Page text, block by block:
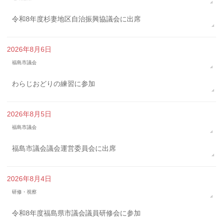
令和8年度杉妻地区自治振興協議会に出席
2026年8月6日
福島市議会
わらじおどりの練習に参加
2026年8月5日
福島市議会
福島市議会議会運営委員会に出席
2026年8月4日
研修・視察
令和8年度福島県市議会議員研修会に参加